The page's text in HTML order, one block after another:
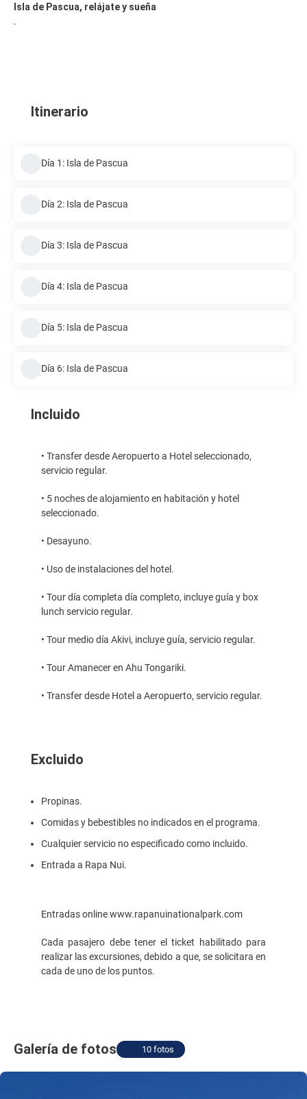
Isla de Pascua, relájate y sueña
.
Itinerario
Día 1: Isla de Pascua
Día 2: Isla de Pascua
Día 3: Isla de Pascua
Día 4: Isla de Pascua
Día 5: Isla de Pascua
Día 6: Isla de Pascua
Incluido
• Transfer desde Aeropuerto a Hotel seleccionado,
servicio regular.
• 5 noches de alojamiento en habitación y hotel
seleccionado.
• Desayuno.
• Uso de instalaciones del hotel.
• Tour día completa día completo, incluye guía y box
lunch servicio regular.
• Tour medio día Akivi, incluye guía, servicio regular.
• Tour Amanecer en Ahu Tongariki.
• Transfer desde Hotel a Aeropuerto, servicio regular.
Excluido
Propinas.
Comidas y bebestibles no indicados en el programa.
Cualquier servicio no especificado como incluido.
Entrada a Rapa Nui.
Entradas online www.rapanuinationalpark.com
Cada pasajero debe tener el ticket habilitado para
realizar las excursiones, debido a que, se solicitara en
cada de uno de los puntos.
Galería de fotos 10 fotos